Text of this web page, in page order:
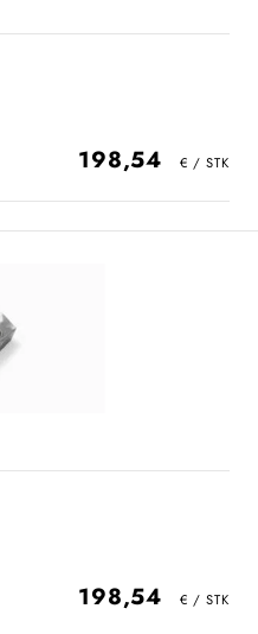
198,54
198,54